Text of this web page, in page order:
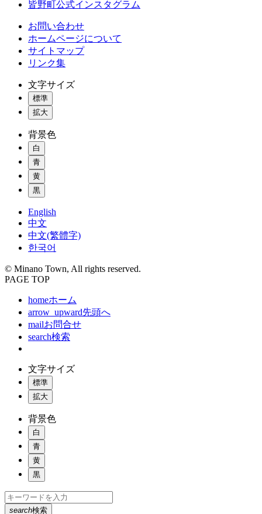
皆野町公式インスタグラム
お問い合わせ
ホームページについて
サイトマップ
リンク集
文字サイズ
標準
拡大
背景色
白
青
黄
黒
English
中文
中文(繁體字)
한국어
© Minano Town, All rights reserved.
PAGE TOP
homeホーム
arrow_upward先頭へ
mailお問合せ
search検索
文字サイズ
標準
拡大
背景色
白
青
黄
黒
search検索